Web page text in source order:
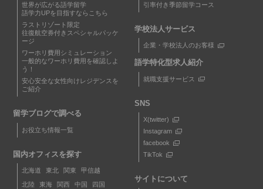
世界が広がる語学留学
語学力UPを目指すならこちら
ラストリゾート限定
往復航空券付きスペシャルパッケ
ージ
ワーホリ費用シミュレーション
一般的なワーホリ費用を確認しよ
う！
安心安全な女性向けレジデンスを
ご紹介
留学ブログで調べる
お役立ち情報一覧
国内オフィスを探す
北海道 東北 関東
甲信越
北陸
東海 関西 中国
四国
引率付き季節留学コース
学校法人サービス
企業・学校法人のお客様
語学特化型求人紹介
就職支援サービス
SNS
X(twitter)
Instagram
facebook
TikTok
サイトについて